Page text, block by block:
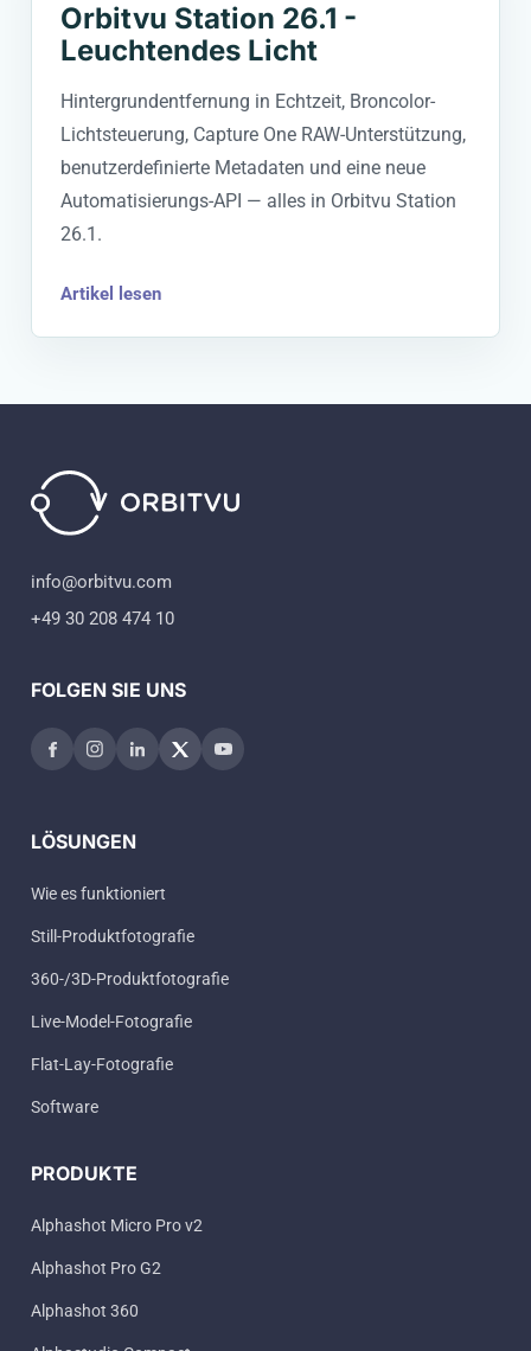
Orbitvu Station 26.1 -
Leuchtendes Licht
Hintergrundentfernung in Echtzeit, Broncolor-
Lichtsteuerung, Capture One RAW-Unterstützung,
benutzerdefinierte Metadaten und eine neue
Automatisierungs-API — alles in Orbitvu Station
26.1.
Artikel lesen
info@orbitvu.com
+49 30 208 474 10
FOLGEN SIE UNS
LÖSUNGEN
Wie es funktioniert
Still-Produktfotografie
360-/3D-Produktfotografie
Live-Model-Fotografie
Flat-Lay-Fotografie
Software
PRODUKTE
Alphashot Micro Pro v2
Alphashot Pro G2
Alphashot 360